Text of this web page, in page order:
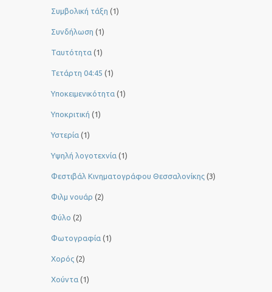
Συμβολική τάξη (1)
Συνδήλωση (1)
Ταυτότητα (1)
Τετάρτη 04:45 (1)
Υποκειμενικότητα (1)
Υποκριτική (1)
Υστερία (1)
Yψηλή λογοτεχνία (1)
Φεστιβάλ Κινηματογράφου Θεσσαλονίκης (3)
Φιλμ νουάρ (2)
Φύλο (2)
Φωτογραφία (1)
Χορός (2)
Χούντα (1)